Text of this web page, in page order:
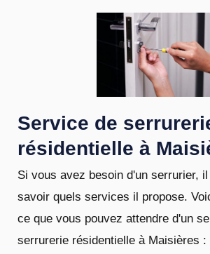
Service de
résidentielle à
Si vous avez besoin d'un serrurier,
savoir quels services il propose.
ce que vous pouvez attendre d'un
serrurerie résidentielle à Maisières :